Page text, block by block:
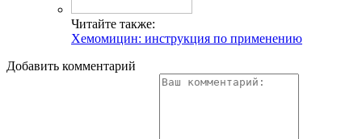
Читайте также:
Хемомицин: инструкция по применению
Добавить комментарий